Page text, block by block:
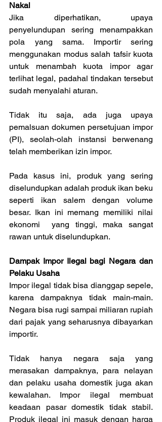
Nakal
Jika diperhatikan, upaya
penyelundupan sering menampakkan
pola yang sama. Importir sering
menggunakan modus salah tafsir kuota
untuk menambah kuota impor agar
terlihat legal, padahal tindakan tersebut
sudah menyalahi aturan.
Tidak itu saja, ada juga upaya
pemalsuan dokumen persetujuan impor
(PI), seolah-olah instansi berwenang
telah memberikan izin impor.
Pada kasus ini, produk yang sering
diselundupkan adalah produk ikan beku
seperti ikan salem dengan volume
besar. Ikan ini memang memiliki nilai
ekonomi  yang tinggi, maka sangat
rawan untuk diselundupkan.
Dampak Impor Ilegal bagi Negara dan
Pelaku Usaha
Impor ilegal tidak bisa dianggap sepele,
karena dampaknya tidak main-main.
Negara bisa rugi sampai miliaran rupiah
dari pajak yang seharusnya dibayarkan
importir.
Tidak hanya negara saja yang
merasakan dampaknya, para nelayan
dan pelaku usaha domestik juga akan
kewalahan. Impor ilegal membuat
keadaan pasar domestik tidak stabil.
Produk ilegal ini masuk dengan harga